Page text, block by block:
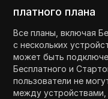
платного плана
Все планы, включая
с нескольких
может быть
Бесплатного и
пользователи не
между устройствами,